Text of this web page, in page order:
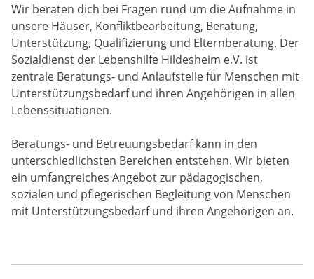
Wir beraten dich bei Fragen rund um die Aufnahme in
unsere Häuser, Konfliktbearbeitung, Beratung,
Unterstützung, Qualifizierung und Elternberatung. Der
Sozialdienst der Lebenshilfe Hildesheim e.V. ist
zentrale Beratungs- und Anlaufstelle für Menschen mit
Unterstützungsbedarf und ihren Angehörigen in allen
Lebenssituationen.
Beratungs- und Betreuungsbedarf kann in den
unterschiedlichsten Bereichen entstehen. Wir bieten
ein umfangreiches Angebot zur pädagogischen,
sozialen und pflegerischen Begleitung von Menschen
mit Unterstützungsbedarf und ihren Angehörigen an.